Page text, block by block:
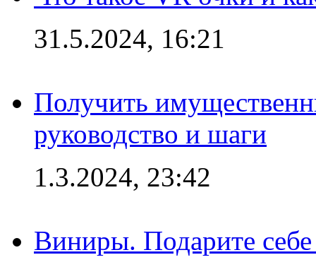
31.5.2024, 16:21
Получить
руководство и шаги
1.3.2024, 23:42
Виниры. Подарите